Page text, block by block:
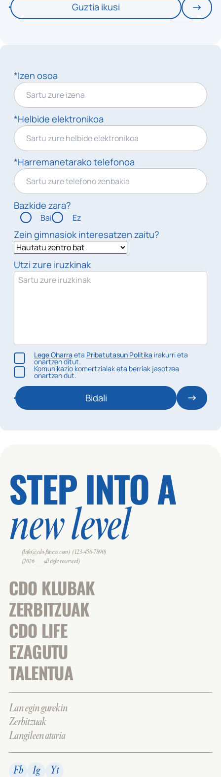
Guztia ikusi
*Izen osoa
*Helbide elektronikoa
*Harremanetarako telefonoa
Bazkide zara?
Bai Ez
Zein gimnasiok interesatzen zaitu?
Utzi zure iruzkinak
Lege Oharra eta Pribatutasun Politika irakurri eta
onartzen ditut.
Komunikazio komertzialak eta berriak jasotzea
onartzen dut.
Bidali
STEP INTO A
new level
(Info@cdo-fitness.com) (123-456-7890)
(2026___all right reserverd)
CDO KLUBAK
ZERBITZUAK
CDO LIFE
EZAGUTU
TALENTUA
Lan egin gurekin
Zerbitzuak
Langileen ataria
Fb Ig Yt